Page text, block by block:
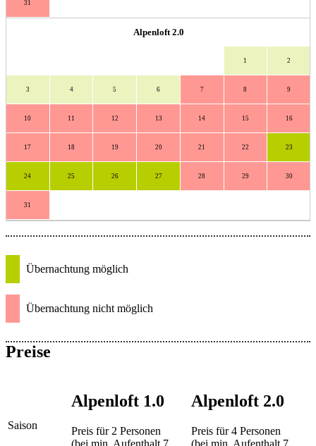
31
Alpenloft 2.0
1 2
3 4 5 6 7 8 9
10 11 12 13 14 15 16
17 18 19 20 21 22 23
24 25 26 27 28 29 30
31
Übernachtung möglich
Übernachtung nicht möglich
Preise
Saison
Alpenloft 1.0
Preis für 2 Personen
(bei min. Aufenthalt 7
Alpenloft 2.0
Preis für 4 Personen
(bei min. Aufenthalt 7